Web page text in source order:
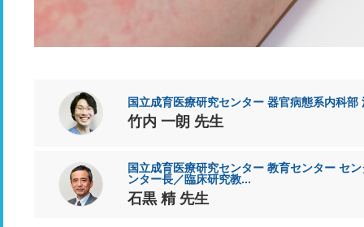
国立成育医療研究センター 器官病態系内科部
竹内 一朗 先生
国立成育医療研究センター 教育センター セ
ンター長／臨床研究教...
石黒 精 先生